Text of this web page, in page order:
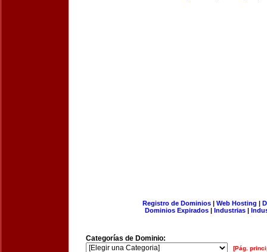
Registro de Dominios| Web Hosting |
Dominios Expirados | Industrias |
Categorías de Dominio:
[Pág.